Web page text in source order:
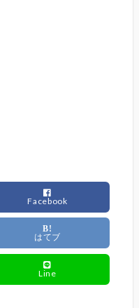
Facebook
B!
はてブ
Line